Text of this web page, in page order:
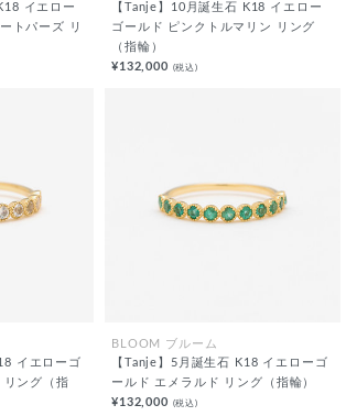
イエロー
トパーズ リ
【Tanje】10月誕生石 K18 イエロー
ゴールド ピンクトルマリン リング
（指輪）
¥132,000 (税込)
イエローゴ
リング（指
BLOOM ブルーム
【Tanje】5月誕生石 K18 イエローゴ
ールド エメラルド リング（指輪）
¥132,000 (税込)